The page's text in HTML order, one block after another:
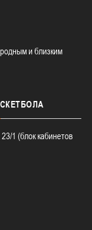
и близким
1 (блок кабинетов